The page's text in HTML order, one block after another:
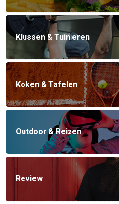
Klussen & Tuinieren
Koken & Tafelen
Outdoor & Reizen
Review